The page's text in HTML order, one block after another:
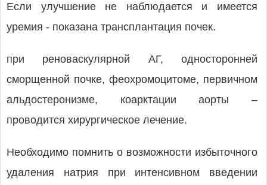
Если улучшение не наблюдается и имеется
уремия - показана трансплантация почек.
при реноваскулярной АГ, односторонней
сморщенной почке, феохромоцитоме, первичном
альдостеронизме, коарктации аорты –
проводится хирургическое лечение.
Необходимо помнить о возможности избыточного
удаления натрия при интенсивном введении